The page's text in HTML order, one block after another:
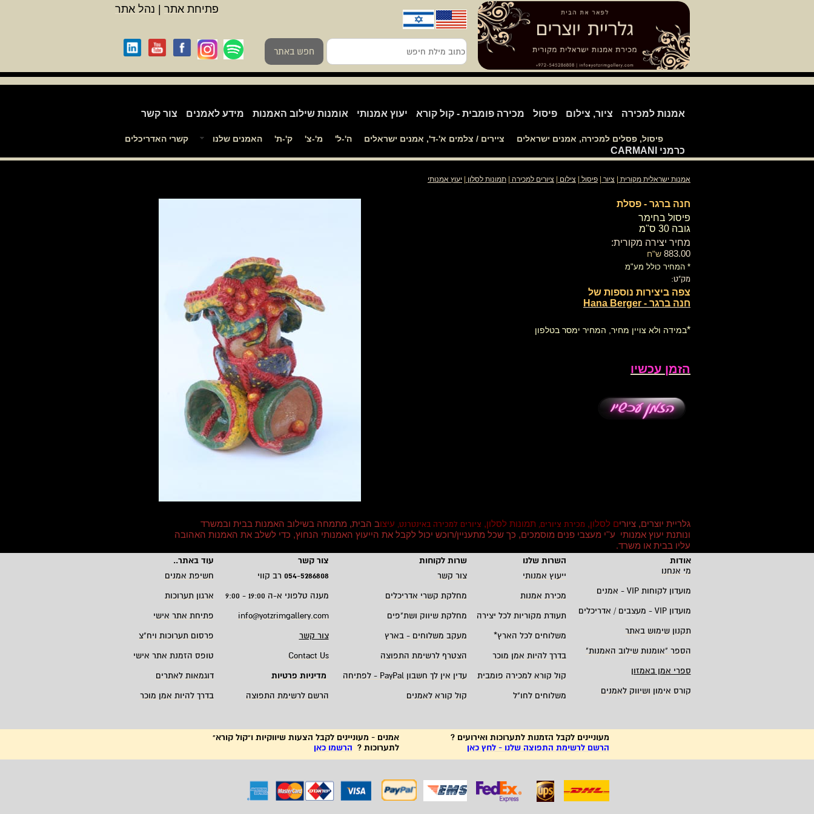
פיסול, פסלים למכירה, אמנים ישראלים ציירים / צלמים א'-ד', אמנים ישראלים ה'-ל' מ'-צ' ק'-ת' האמנים שלנו קשרי האדריכלים
אמנות למכירה ציור, צילום פיסול מכירה פומבית - קול קורא יעוץ אמנותי אומנות שילוב האמנות מידע לאמנים צור קשר
כרמני CARMANI
פתיחת אתר נהל אתר
כתוב
מילת
חיפש
חפש באתר
אמנות ישראלית מקורית ציור פיסול צילום ציורים למכירה תמונות לסלון יעוץ אמנותי
חנה ברגר - פסלת
פיסול בחימר
גובה 30 ס"מ
מחיר יצירה מקורית:
883.00 ש"ח
* המחיר כולל מע"מ
מק"ט:
צפה ביצירות נוספות של
חנה ברגר - Hana Berger
*במידה ולא צויין מחיר, המחיר ימסר בטלפון
הזמן עכשיו
גלריית יוצרים, ציורים לסלון, מכירת ציורים, תמונות לסלון, ציורים למכירה באינטרנט, עיצוב הבית, מתמחה בשילוב האמנות בבית ובמשרד
ונותנת יעוץ אמנותי ע''י מעצבי פנים מוסמכים, כך שכל מתעניין/רוכש יכול לקבל את הייעוץ האמנותי הנחוץ, כדי לשלב את האמנות האהובה
עליו בבית או משרד.
אודות
השרות שלנו שרות לקוחות צור קשר עוד באתר..
מי אנחנו
ייעוץ אמנותי צור קשר 054-5286808 רב קווי
חשיפת אמנים
מועדון לקוחות VIP - אמנים מכירת אמנות מחלקת קשרי אדריכלים מענה טלפוני א-ה 19:00 - 9:00
ארגון תערוכות
מועדון VIP - מעצבים / אדריכלים תעודת מקוריות לכל יצירה מחלקת שיווק ושת"פים info@yotzrimgallery.com
פתיחת אתר אישי
תקנון שימוש באתר
משלוחים לכל הארץ* מעקב משלוחים - בארץ צור קשר
פרסום תערוכות ויח"צ
הספר "אומנות שילוב האמנות" בדרך להיות אמן מוכר הצטרף לרשימת התפוצה Contact Us
טופס הזמנת אתר אישי
ספרי אמן באמזון
קול קורא למכירה פומבית עדין אין לך חשבון PayPal - לפתיחה מדיניות פרטיות
דוגמאות לאתרים
קורס אימון ושיווק לאמנים
משלוחים לחו"ל קול קורא לאמנים הרשם לרשימת התפוצה בדרך להיות אמן מוכר
מעוניינים לקבל הזמנות לתערוכות ואירועים ?
הרשם לרשימת התפוצה שלנו - לחץ כאן
אמנים - מעוניינים לקבל הצעות שיווקיות ו"קול קורא"
לתערוכות ? הרשמו כאן